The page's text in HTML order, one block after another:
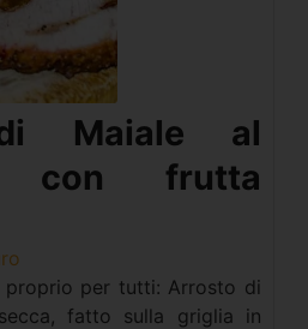
Maiale al
con frutta
per tutti: Arrosto di
fatto sulla griglia in